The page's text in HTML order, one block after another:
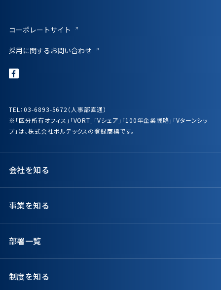
コーポレートサイト
採用に関するお問い合わせ
会社を知る
事業を知る
部署一覧
制度を知る
TEL：03-6893-5672（人事部直通）
※「区分所有オフィス」「VORT」「Vシェア」「100年企業戦略」「Vターンシッ
プ」は、株式会社ボルテックスの登録商標です。